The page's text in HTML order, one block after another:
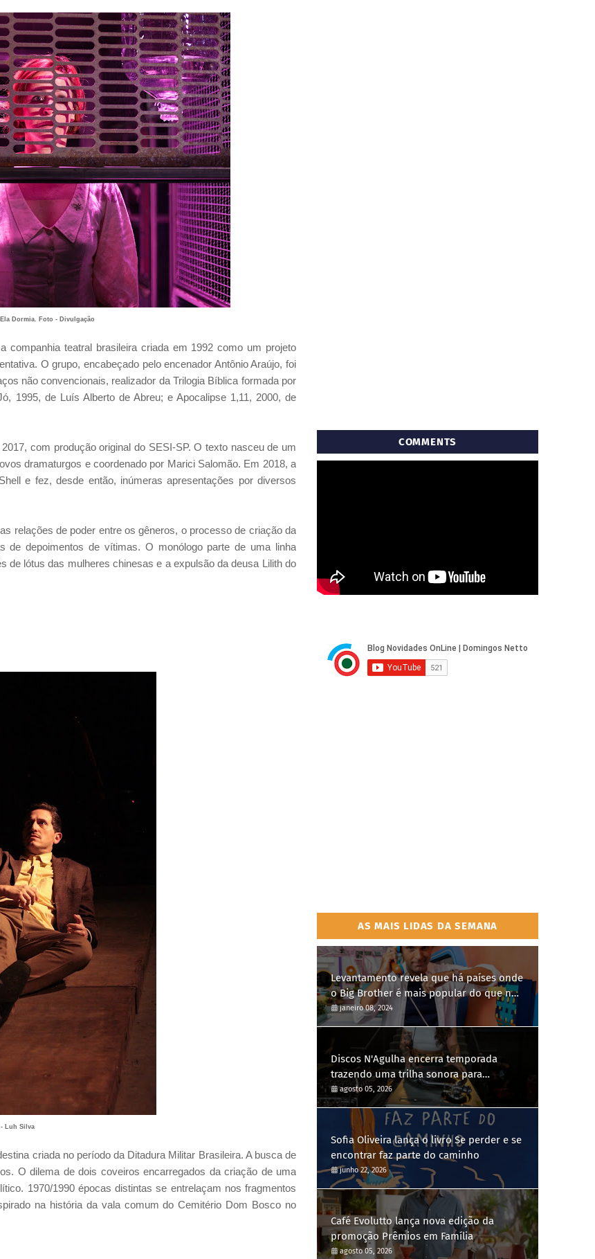
Dormia. Foto - Divulgação
companhia teatral brasileira criada em 1992 como um projeto
O grupo, encabeçado pelo encenador Antônio Araújo, foi
não convencionais, realizador da Trilogia Bíblica formada por
1995, de Luís Alberto de Abreu; e Apocalipse 1,11, 2000, de
com produção original do SESI-SP. O texto nasceu de um
dramaturgos e coordenado por Marici Salomão. Em 2018, a
e fez, desde então, inúmeras apresentações por diversos
relações de poder entre os gêneros, o processo de criação da
de depoimentos de vítimas. O monólogo parte de uma linha
de lótus das mulheres chinesas e a expulsão da deusa Lilith do
- Luh Silva
criada no período da Ditadura Militar Brasileira. A busca de
O dilema de dois coveiros encarregados da criação de uma
1970/1990 épocas distintas se entrelaçam nos fragmentos
na história da vala comum do Cemitério Dom Bosco no
COMMENTS
AS MAIS LIDAS DA SEMANA
Levantamento revela que há países onde
o Big Brother é mais popular do que no
Brasil
janeiro 08, 2024
Discos N'Agulha encerra temporada
trazendo uma trilha sonora para
diferentes gerações
agosto 05, 2026
Sofia Oliveira lança o livro Se perder e se
encontrar faz parte do caminho
junho 22, 2026
Café Evolutto lança nova edição da
promoção Prêmios em Família
agosto 05, 2026